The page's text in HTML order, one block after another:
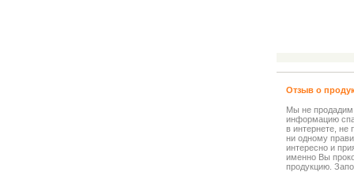
Отзыв о
Мы не
информацию
в интернете, не
ни одному
интересно и
именно Вы
продукцию.